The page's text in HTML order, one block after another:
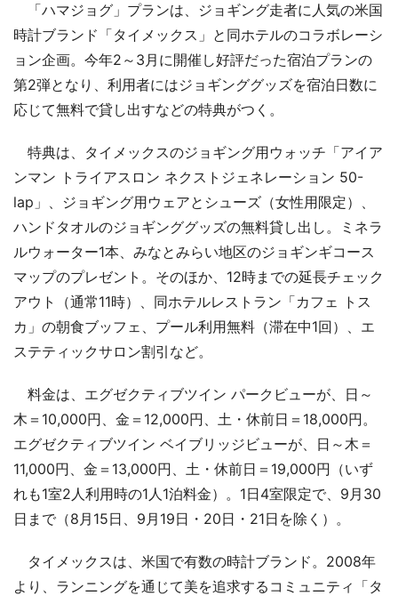
「ハマジョグ」プランは、ジョギング走者に人気の米国
時計ブランド「タイメックス」と同ホテルのコラボレーシ
ョン企画。今年2～3月に開催し好評だった宿泊プランの
第2弾となり、利用者にはジョギンググッズを宿泊日数に
応じて無料で貸し出すなどの特典がつく。
特典は、タイメックスのジョギング用ウォッチ「アイア
ンマン トライアスロン ネクストジェネレーション 50-
lap」、ジョギング用ウェアとシューズ（女性用限定）、
ハンドタオルのジョギンググッズの無料貸し出し。ミネラ
ルウォーター1本、みなとみらい地区のジョギンギコース
マップのプレゼント。そのほか、12時までの延長チェック
アウト（通常11時）、同ホテルレストラン「カフェ トス
カ」の朝食ブッフェ、プール利用無料（滞在中1回）、エ
ステティックサロン割引など。
料金は、エグゼクティブツイン パークビューが、日～
木＝10,000円、金＝12,000円、土・休前日＝18,000円。
エグゼクティブツイン ベイブリッジビューが、日～木＝
11,000円、金＝13,000円、土・休前日＝19,000円（いず
れも1室2人利用時の1人1泊料金）。1日4室限定で、9月30
日まで（8月15日、9月19日・20日・21日を除く）。
タイメックスは、米国で有数の時計ブランド。2008年
より、ランニングを通じて美を追求するコミュニティ「タ